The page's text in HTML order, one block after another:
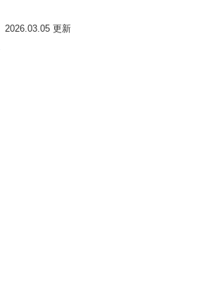
2026.03.05 更新